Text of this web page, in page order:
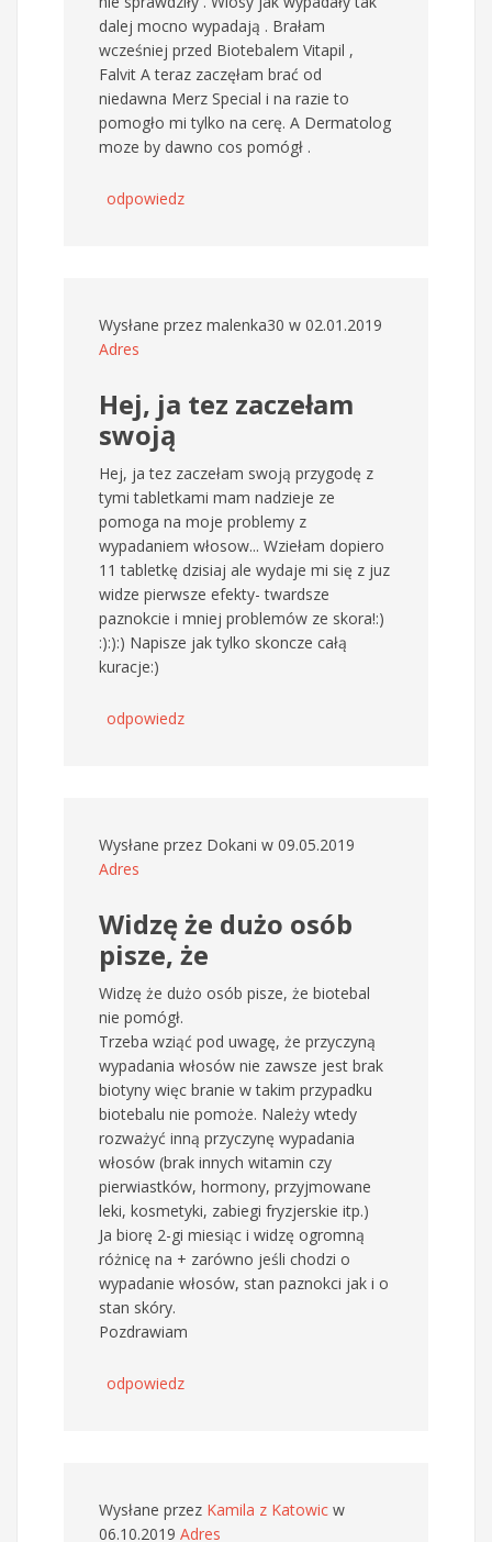
dalej mocno wypadają . Brałam
wcześniej przed Biotebalem Vitapil ,
Falvit A teraz zaczęłam brać od
niedawna Merz Special i na razie to
pomogło mi tylko na cerę. A Dermatolog
moze by dawno cos pomógł .
odpowiedz
Wysłane przez malenka30 w 02.01.2019
Adres
Hej, ja tez zaczełam
swoją
Hej, ja tez zaczełam swoją przygodę z
tymi tabletkami mam nadzieje ze
pomoga na moje problemy z
wypadaniem włosow... Wziełam dopiero
11 tabletkę dzisiaj ale wydaje mi się z juz
widze pierwsze efekty- twardsze
paznokcie i mniej problemów ze skora!:)
:):):) Napisze jak tylko skoncze całą
kuracje:)
odpowiedz
Wysłane przez Dokani w 09.05.2019
Adres
Widzę że dużo osób
pisze, że
Widzę że dużo osób pisze, że biotebal
nie pomógł.
Trzeba wziąć pod uwagę, że przyczyną
wypadania włosów nie zawsze jest brak
biotyny więc branie w takim przypadku
biotebalu nie pomoże. Należy wtedy
rozważyć inną przyczynę wypadania
włosów (brak innych witamin czy
pierwiastków, hormony, przyjmowane
leki, kosmetyki, zabiegi fryzjerskie itp.)
Ja biorę 2-gi miesiąc i widzę ogromną
różnicę na + zarówno jeśli chodzi o
wypadanie włosów, stan paznokci jak i o
stan skóry.
Pozdrawiam
odpowiedz
Wysłane przez Kamila z Katowic w
06.10.2019 Adres